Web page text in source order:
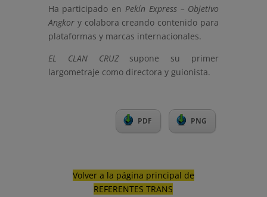
Ha participado en Pekín Express – Objetivo
Angkory colabora creando contenido para
plataformas y marcas internacionales.
EL CLAN CRUZsupone su primer
largometraje como directora y guionista.
PDF PNG
Volver a la página principal de
REFERENTES TRANS